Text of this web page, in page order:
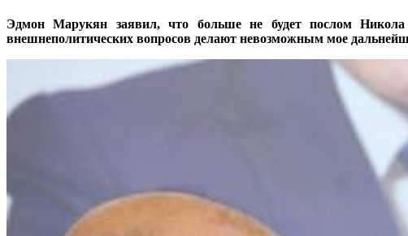
Эдмон Марукян заявил, что больше не будет послом
внешнеполитических вопросов делают невозможным мое